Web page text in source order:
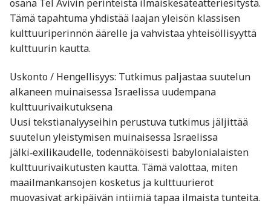
osana Tel Avivin perinteistä ilmaiskesäteatteriesitystä.
Tämä tapahtuma yhdistää laajan yleisön klassisen
kulttuuriperinnön äärelle ja vahvistaa yhteisöllisyyttä
kulttuurin kautta.
Uskonto / Hengellisyys: Tutkimus paljastaa suutelun
alkaneen muinaisessa Israelissa uudempana
kulttuurivaikutuksena
Uusi tekstianalyyseihin perustuva tutkimus jäljittää
suutelun yleistymisen muinaisessa Israelissa
jälki‑exilikaudelle, todennäköisesti babylonialaisten
kulttuurivaikutusten kautta. Tämä valottaa, miten
maailmankansojen kosketus ja kulttuurierot
muovasivat arkipäivän intiimiä tapaa ilmaista tunteita.